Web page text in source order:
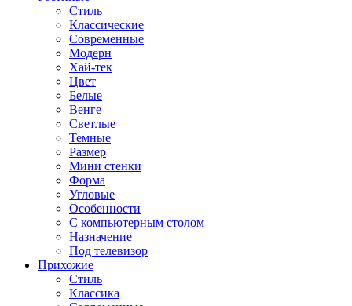
Стиль
Классические
Современные
Модерн
Хай-тек
Цвет
Белые
Венге
Светлые
Темные
Размер
Мини стенки
Форма
Угловые
Особенности
С компьютерным столом
Назначение
Под телевизор
Прихожие
Стиль
Классика